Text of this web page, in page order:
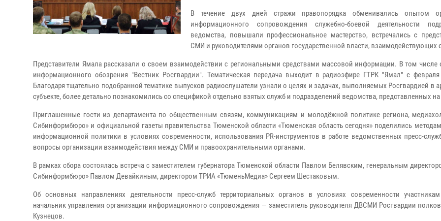
В течение двух дней стражи правопорядка обменивались опытом
информационного сопровождения служебно-боевой деятельности
ведомства, повышали профессиональное мастерство, встречались с
СМИ и руководителями органов государственной власти, взаимодействующих
Представители Ямала рассказали о своем взаимодействии с региональными средствами массовой информации. В том числе
информационного обозрения "Вестник Росгвардии". Тематическая передача выходит в радиоэфире ГТРК "Ямал" с февраля
Благодаря тщательно подобранной тематике выпусков радиослушатели узнали о целях и задачах, выполняемых Росгвардией в
субъекте, более детально познакомились со спецификой отдельно взятых служб и подразделений ведомства, представленных
Приглашенные гости из департамента по общественным связям, коммуникациям и молодёжной политике региона,
Сибинформбюро» и официальной газеты правительства Тюменской области «Тюменская область сегодня» поделились
информационной политики в условиях современности, использования PR-инструментов в работе ведомственных пресс-
вопросы организации взаимодействия между СМИ и правоохранительными органами.
В рамках сбора состоялась встреча с заместителем губернатора Тюменской области Павлом Белявским, генеральным
Сибинформбюро» Павлом Девайкиным, директором ТРИА «ТюменьМедиа» Сергеем Шестаковым.
Об основных направлениях деятельности пресс-служб территориальных органов в условиях современности участникам
начальник управления организации информационного сопровождения — заместитель руководителя ДВСМИ Росгвардии
Кузнецов.